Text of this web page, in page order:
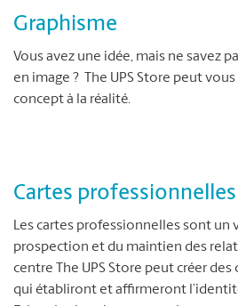
Graphisme
Vous avez une idée, mais ne savez
en image ? The UPS Store peut vous
concept à la réalité.
Cartes professionnelles
Les cartes professionnelles sont un
prospection et du maintien des
centre The UPS Store peut créer
qui établiront et affirmeront